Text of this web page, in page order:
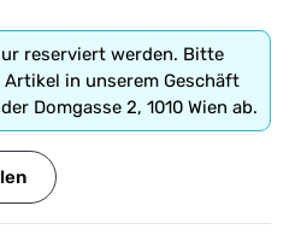
reserviert werden. Bitte
in unserem Geschäft
Domgasse 2, 1010 Wien ab.